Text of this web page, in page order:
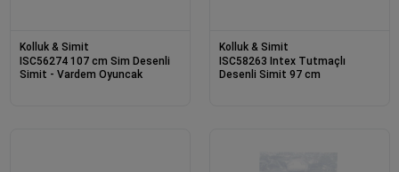
Kolluk & Simit
ISC56274 107 cm Sim Desenli
Simit - Vardem Oyuncak
Kolluk & Simit
ISC58263 Intex Tutmaçlı
Desenli Simit 97 cm